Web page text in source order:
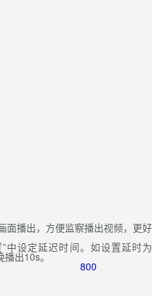
面播出，方便监察播出视频，更好
中设定延迟时间。如设置延时为
出10s。